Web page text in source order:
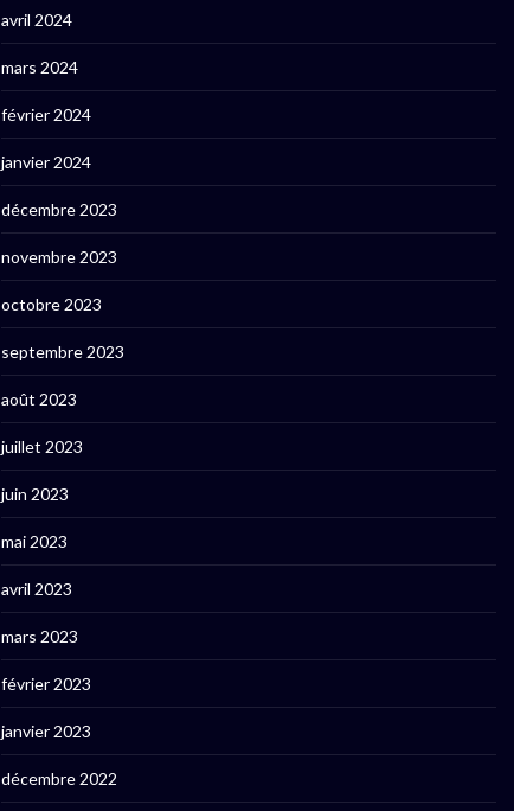
avril 2024
mars 2024
février 2024
janvier 2024
décembre 2023
novembre 2023
octobre 2023
septembre 2023
août 2023
juillet 2023
juin 2023
mai 2023
avril 2023
mars 2023
février 2023
janvier 2023
décembre 2022